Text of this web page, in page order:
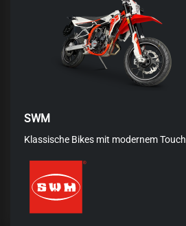
SWM
Klassische Bikes mit modernem Touch